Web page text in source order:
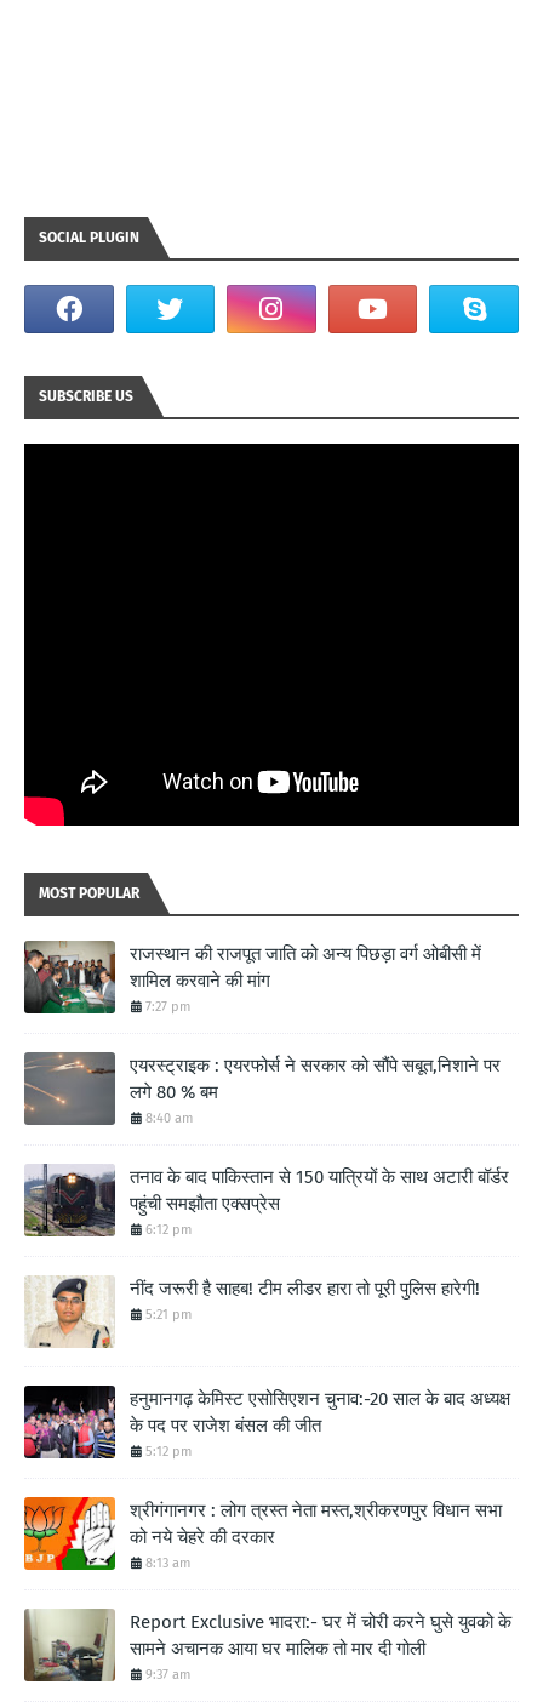
SOCIAL PLUGIN
SUBSCRIBE US
MOST POPULAR
राजस्थान की राजपूत जाति को अन्य पिछड़ा वर्ग ओबीसी में
शामिल करवाने की मांग
7:27 pm
एयरस्ट्राइक : एयरफोर्स ने सरकार को सौंपे सबूत,निशाने पर
लगे 80 % बम
8:40 am
तनाव के बाद पाकिस्तान से 150 यात्रियों के साथ अटारी बॉर्डर
पहुंची समझौता एक्सप्रेस
6:12 pm
नींद जरूरी है साहब! टीम लीडर हारा तो पूरी पुलिस हारेगी!
5:21 pm
हनुमानगढ़ केमिस्ट एसोसिएशन चुनाव:-20 साल के बाद अध्यक्ष
के पद पर राजेश बंसल की जीत
5:12 pm
श्रीगंगानगर : लोग त्रस्त नेता मस्त,श्रीकरणपुर विधान सभा
को नये चेहरे की दरकार
8:13 am
Report Exclusive भादरा:- घर में चोरी करने घुसे युवको के
सामने अचानक आया घर मालिक तो मार दी गोली
9:37 am